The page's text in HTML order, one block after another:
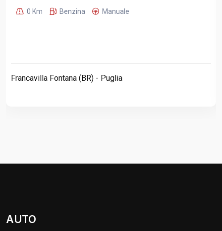
0 Km Benzina Manuale
Francavilla Fontana (BR) - Puglia
AUTO